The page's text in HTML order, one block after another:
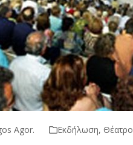
Agor. Εκδήλωση, Θέατρο